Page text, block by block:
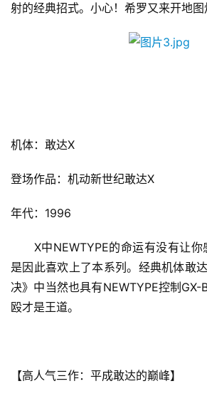
首
戏
界
机
游
戏
游
射的经典招式。小心！希罗又来开地图
机体：敢达X
登场作品：机动新世纪敢达X
年代：1996
X中NEWTYPE的命运有没有让你
是因此喜欢上了本系列。经典机体敢
决》中当然也具有NEWTYPE控制
殴才是王道。
【高人气三作：平成敢达的巅峰】